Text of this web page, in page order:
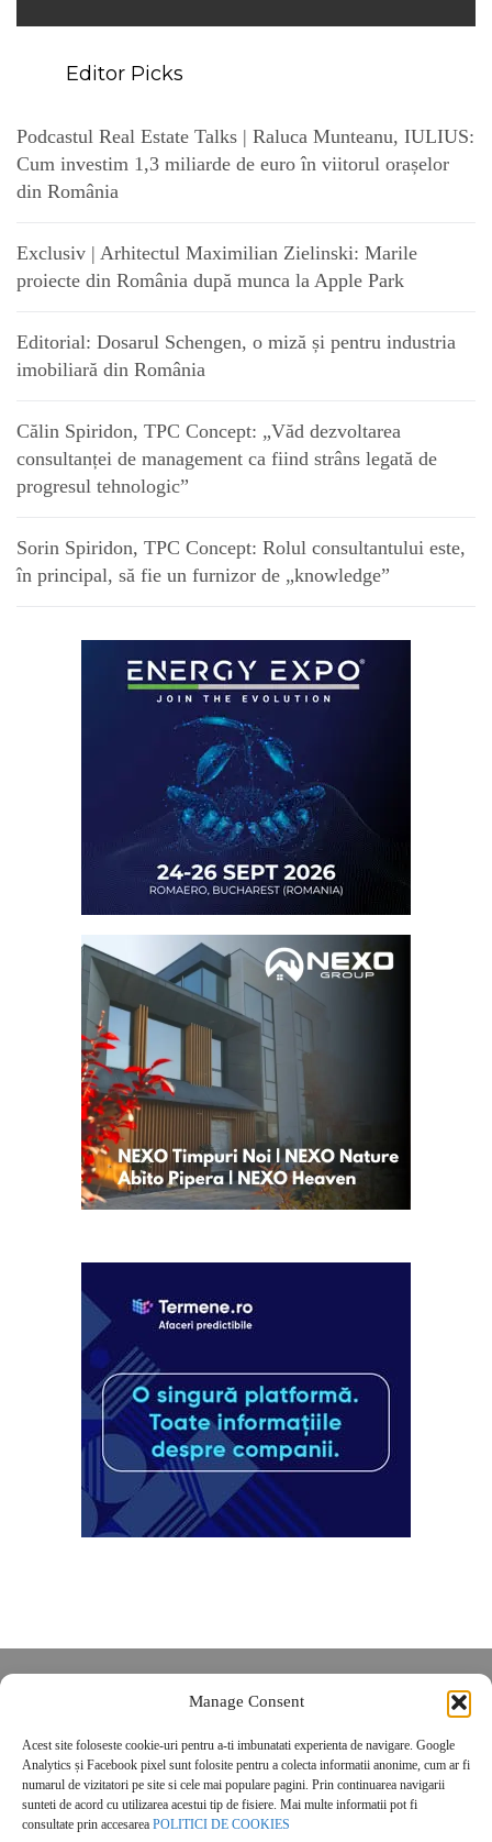
Manage Consent
Acest site foloseste cookie-uri pentru a-ti imbunatati experienta de navigare. Google
Analytics și Facebook pixel sunt folosite pentru a colecta informatii anonime, cum ar fi
numarul de vizitatori pe site si cele mai populare pagini. Prin continuarea navigarii
sunteti de acord cu utilizarea acestui tip de fisiere. Mai multe informatii pot fi
consultate prin accesarea POLITICI DE COOKIES
Editor Picks
Podcastul Real Estate Talks | Raluca Munteanu, IULIUS:
Cum investim 1,3 miliarde de euro în viitorul orașelor
din România
Exclusiv | Arhitectul Maximilian Zielinski: Marile
proiecte din România după munca la Apple Park
Editorial: Dosarul Schengen, o miză și pentru industria
imobiliară din România
Călin Spiridon, TPC Concept: „Văd dezvoltarea
consultanței de management ca fiind strâns legată de
progresul tehnologic”
Sorin Spiridon, TPC Concept: Rolul consultantului este,
în principal, să fie un furnizor de „knowledge”
POLITICĂ DE CONFIDENȚIALITATE
Politica de cookies